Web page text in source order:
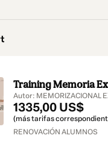
Training Memoria
Autor: MEMORIZACIONAL
1335,00 US$
(más tarifas
RENOVACIÓN ALUMNOS